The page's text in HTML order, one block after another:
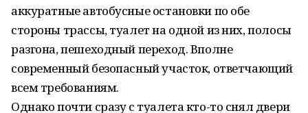
аккуратные автобусные остановки по обе
стороны трассы, туалет на одной из них, полосы
разгона, пешеходный переход. Вполне
современный безопасный участок, ответчающий
всем требованиям.
Однако почти сразу с туалета кто-то снял двери